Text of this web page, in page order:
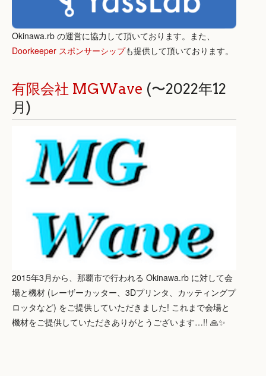
Okinawa.rb の運営に協力して頂いております。また、
Doorkeeper スポンサーシップも提供して頂いております。
有限会社 MGWave (〜2022年12
月)
2015年3月から、那覇市で行われる Okinawa.rb に対して会
場と機材 (レーザーカッター、3Dプリンタ、カッティングプ
ロッタなど) をご提供していただきました! これまで会場と
機材をご提供していただきありがとうございます…!! 🙏✨